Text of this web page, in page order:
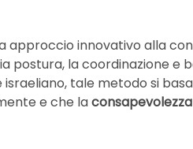
approccio innovativo alla
postura, la coordinazione e
israeliano, tale metodo si
e che la